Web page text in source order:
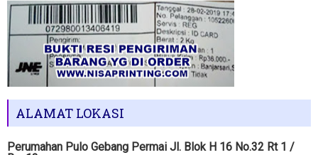
ALAMAT LOKASI
Perumahan Pulo Gebang Permai Jl. Blok H 16 No.32 Rt 1 /